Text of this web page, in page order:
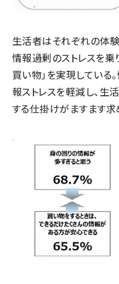
生活者はそれぞれの体
情報過剰のストレスを乗
買い物」を実現している
報ストレスを軽減し、
する仕掛けがますます求